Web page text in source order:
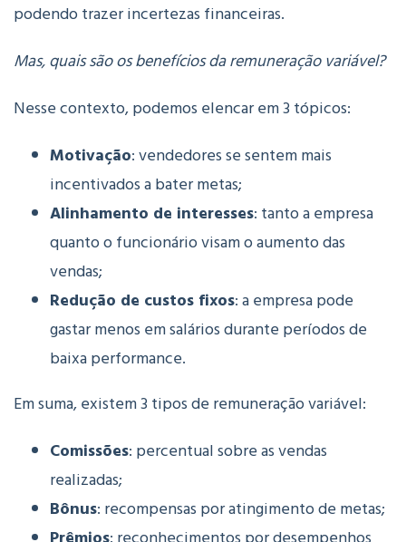
podendo trazer incertezas financeiras.
Mas, quais são os benefícios da remuneração variável?
Nesse contexto, podemos elencar em 3 tópicos:
Motivação: vendedores se sentem mais
incentivados a bater metas;
Alinhamento de interesses: tanto a empresa
quanto o funcionário visam o aumento das
vendas;
Redução de custos fixos: a empresa pode
gastar menos em salários durante períodos de
baixa performance.
Em suma, existem 3 tipos de remuneração variável:
Comissões: percentual sobre as vendas
realizadas;
Bônus: recompensas por atingimento de metas;